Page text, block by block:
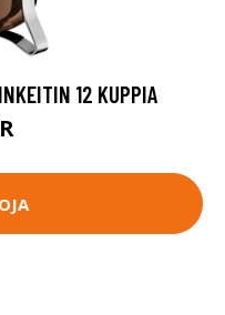
12 KUPPIA